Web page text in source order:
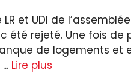
et UDI de
été rejeté. Une fois de
de logements et
Lire plus